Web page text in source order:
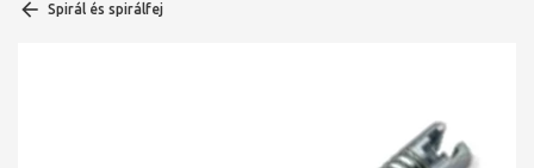
Spirál és spirálfej